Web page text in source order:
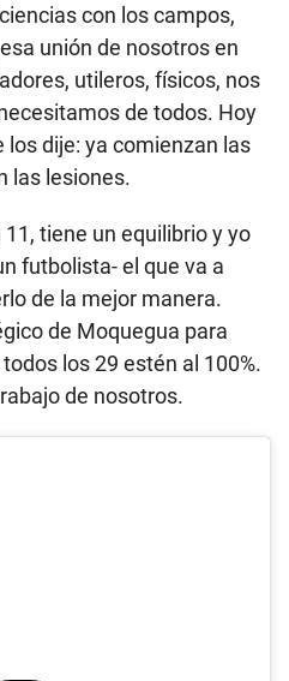
con los campos,
unión de nosotros en
utileros, físicos, nos
de todos. Hoy
los dije: ya comienzan las
las lesiones.
tiene un equilibrio y yo
futbolista- el que va a
de la mejor manera.
de Moquegua para
los 29 estén al 100%.
de nosotros.